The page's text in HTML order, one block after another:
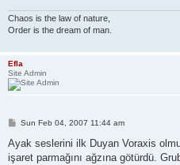
Chaos is the law of nature,
Order is the dream of man.
Efla
Site Admin
P
s
t
Sun Feb 04, 2007 11:44 am
Ayak seslerini ilk Duyan Voraxis
işaret parmağını ağzına götürdü.